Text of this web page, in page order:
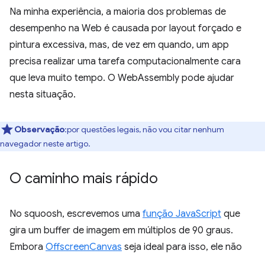
Na minha experiência, a maioria dos problemas de
desempenho na Web é causada por layout forçado e
pintura excessiva, mas, de vez em quando, um app
precisa realizar uma tarefa computacionalmente cara
que leva muito tempo. O WebAssembly pode ajudar
nesta situação.
Observação:por questões legais, não vou citar nenhum
navegador neste artigo.
O caminho mais rápido
No squoosh, escrevemos uma função JavaScript que
gira um buffer de imagem em múltiplos de 90 graus.
Embora OffscreenCanvas seja ideal para isso, ele não